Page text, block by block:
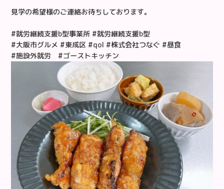
見学の希望様のご連絡お待ちしております。
#就労継続支援b型事業所 #就労継続支援b型
#大阪市グルメ #東成区 #qol #株式会社つなぐ #昼食
#施設外就労 #ゴーストキッチン